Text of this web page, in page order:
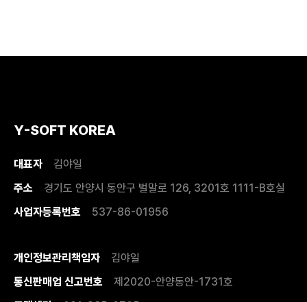
Y-SOFT KOREA
대표자
김야일
주소
경기도 안양시 동안구 벌말로 126, 3201호 1111-B호실
사업자등록번호
537-86-01956
개인정보관리책임자
김야일
통신판매업 신고번호
제2020-안양동안-1731호